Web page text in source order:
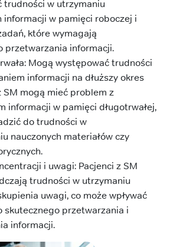
trudności w utrzymaniu
informacji w pamięci roboczej i
które wymagają
przetwarzania informacji.
Mogą występować trudności
informacji na dłuższy okres
SM mogą mieć problem z
informacji w pamięci długotrwałej,
do trudności w
nauczonych materiałów czy
i uwagi: Pacjenci z SM
trudności w utrzymaniu
uwagi, co może wpływać
skutecznego przetwarzania i
informacji.